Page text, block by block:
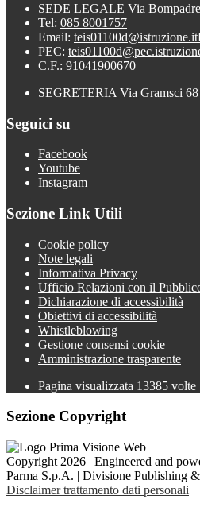
SEDE LEGALE Via
Tel: 085 8001757
Email: teis01100d@istruzione.it
PEC:
C.F.: 91041900670
SEGRETERIA Via Gramsci
Seguici su
Facebook
Youtube
Instagram
Sezione Link Utili
Cookie policy
Note legali
Informativa Privacy
Ufficio Relazioni con il
Dichiarazione di accessibilità
Obiettivi di accessibilità
Whistleblowing
Gestione consensi cookie
Amministrazione trasparente
Pagina visualizzata 13385 volte
Sezione Copyright
Copyright 2026 | Engineered and
Parma S.p.A. | Divisione Publishing
Disclaimer trattamento dati personali